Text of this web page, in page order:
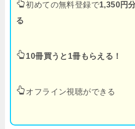
初めての無料登録で1,350円
る
10冊買うと1冊もらえる！
オフライン視聴ができる